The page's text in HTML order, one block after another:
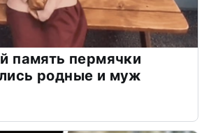
память пермячки
родные и муж